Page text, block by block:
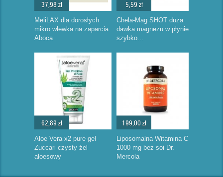
37,98 zł
MeliLAX dla dorosłych
mikro wlewka na zaparcia
Aboca
5,59 zł
Chela-Mag SHOT duża
dawka magnezu w płynie
szybko...
62,89 zł
Aloe Vera x2 pure gel
Zuccari czysty żel
aloesowy
199,00 zł
Liposomalna Witamina C
1000 mg bez soi Dr.
Mercola